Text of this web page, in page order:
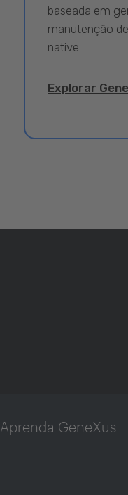
baseada em
manutenção
native.
Explorar
Aprenda GeneXus